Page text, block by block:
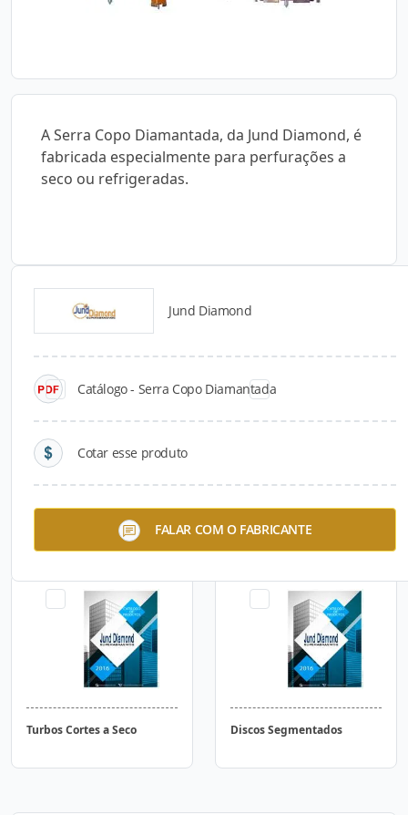
A Serra Copo Diamantada, da Jund Diamond, é
fabricada especialmente para perfurações a
seco ou refrigeradas.
Jund Diamond
Catálogo - Serra Copo Diamantada
Cotar esse produto
FALAR COM O FABRICANTE
Catálogos para Download
Prolongador Maciço
Artesianos
Turbos Cortes a Seco Discos Segmentados